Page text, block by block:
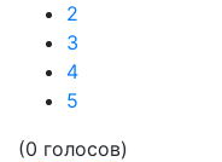
2
3
4
5
(0 голосов)